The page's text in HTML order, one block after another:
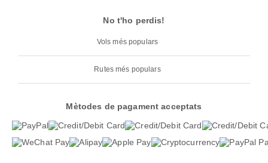
No t'ho perdis!
Vols més populars
Rutes més populars
Mètodes de pagament acceptats